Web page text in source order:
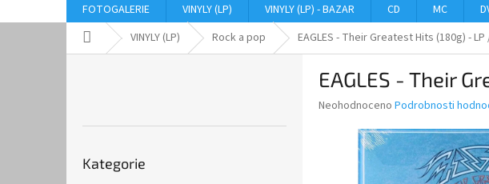
FOTOGALERIE VINYLY (LP) VINYLY (LP) - BAZAR CD MC
Domů VINYLY (LP) Rock a pop EAGLES - Their Greatest Hits (180g) - LP
kategorie
Kategorie
EAGLES - Their
Průměrné
produktu
Neohodnoceno Podrobnosti